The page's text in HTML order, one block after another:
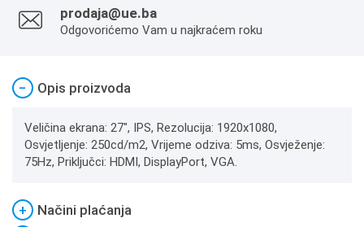
prodaja@ue.ba
Odgovorićemo Vam u najkraćem roku
− Opis proizvoda
Veličina ekrana: 27", IPS, Rezolucija: 1920x1080,
Osvjetljenje: 250cd/m2, Vrijeme odziva: 5ms, Osvježenje:
75Hz, Priključci: HDMI, DisplayPort, VGA.
+
Načini plaćanja